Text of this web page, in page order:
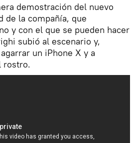
demostración del nuevo
de la compañía, que
y con el que se pueden hacer
subió al escenario y,
un iPhone X y a
rostro.